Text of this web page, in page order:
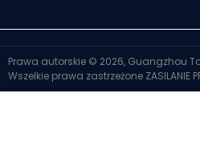
Prawa autorskie © 2026, Guangzhou
Wszelkie prawa zastrzeżone ZASILANIE